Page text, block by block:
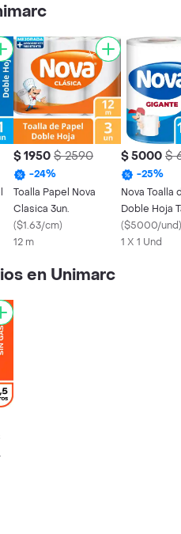
$ 1950 $ 2590
-24%
Toalla Papel Nova
Clasica 3un.
($1.63/cm)
12 m
$ 5000 $
-25%
Nova Toalla
Doble Hoja
Gigante
($5000/und)
1 X 1 Und
en Unimarc